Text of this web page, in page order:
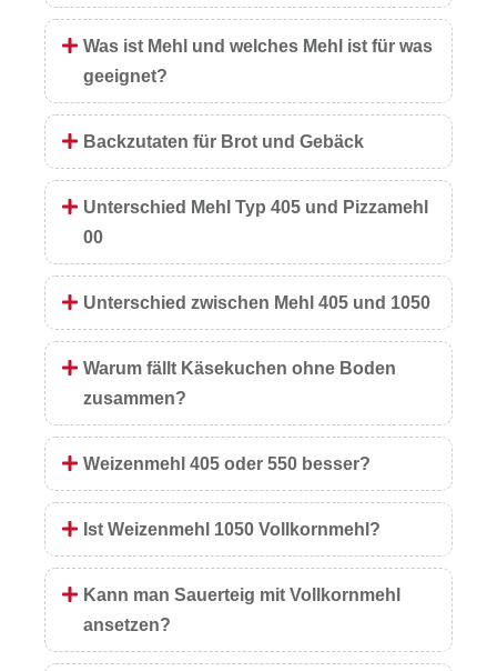
Was ist Mehl und welches Mehl ist für was
geeignet?
Backzutaten für Brot und Gebäck
Unterschied Mehl Typ 405 und Pizzamehl
00
Unterschied zwischen Mehl 405 und 1050
Warum fällt Käsekuchen ohne Boden
zusammen?
Weizenmehl 405 oder 550 besser?
Ist Weizenmehl 1050 Vollkornmehl?
Kann man Sauerteig mit Vollkornmehl
ansetzen?